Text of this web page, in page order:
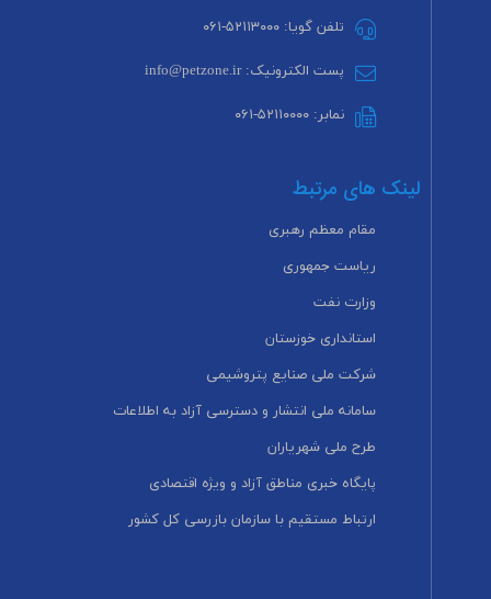
تلفن گویا: ۵۲۱۱۳۰۰۰-۰۶۱
پست الکترونیک: info@petzone.ir
نمابر: ۵۲۱۱۰۰۰۰-۰۶۱
لینک های مرتبط
مقام معظم رهبری
ریاست جمهوری
وزارت نفت
استانداری خوزستان
شرکت ملی صنایع پتروشیمی
سامانه ملی انتشار و دسترسی آزاد به اطلاعات
طرح ملی شهریاران
پایگاه خبری مناطق آزاد و ویژه اقتصادی
ارتباط مستقیم با سازمان بازرسی کل کشور